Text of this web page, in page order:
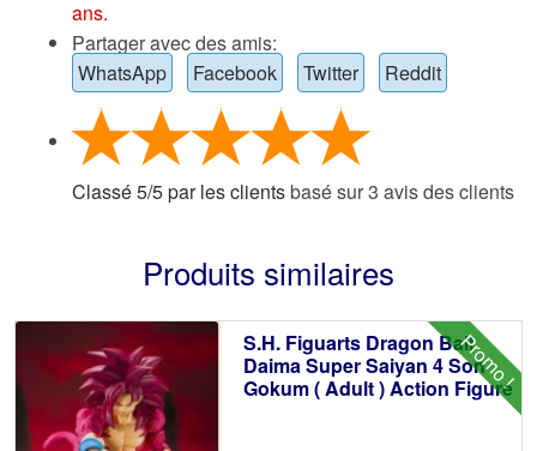
ans.
Partager avec des amis:
WhatsApp
Facebook Twitter Reddit
Classé5/5par les clientsbasé sur3 avis des clients
Produits similaires
Promo !
S.H. Figuarts Dragon Ball
Daima Super Saiyan 4 Son
Gokum ( Adult ) Action Figure